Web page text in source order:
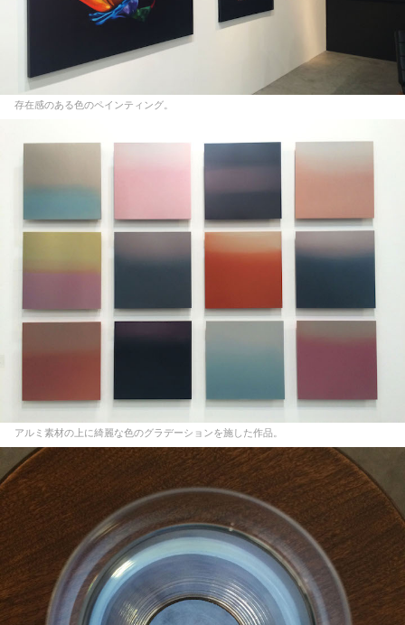
存在感のある色のペインティング。
アルミ素材の上に綺麗な色のグラデーションを施した作品。